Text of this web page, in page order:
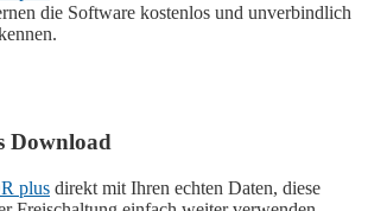
die Software kostenlos und unverbindlich
Download
plus direkt mit Ihren echten Daten, diese